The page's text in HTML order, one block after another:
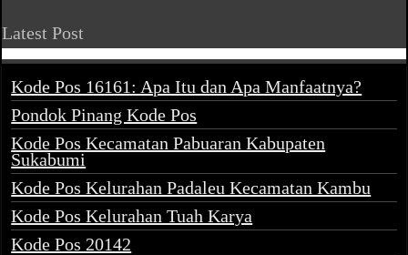
Latest Post
Kode Pos 16161: Apa Itu dan Apa Manfaatnya?
Pondok Pinang Kode Pos
Kode Pos Kecamatan Pabuaran Kabupaten
Sukabumi
Kode Pos Kelurahan Padaleu Kecamatan Kambu
Kode Pos Kelurahan Tuah Karya
Kode Pos 20142